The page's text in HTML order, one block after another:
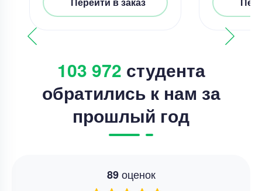
103 972 студента
обратились к нам за
прошлый год
89оценок